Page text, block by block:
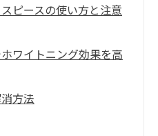
ピースの使い方と注意
ワイトニング効果を高
方法